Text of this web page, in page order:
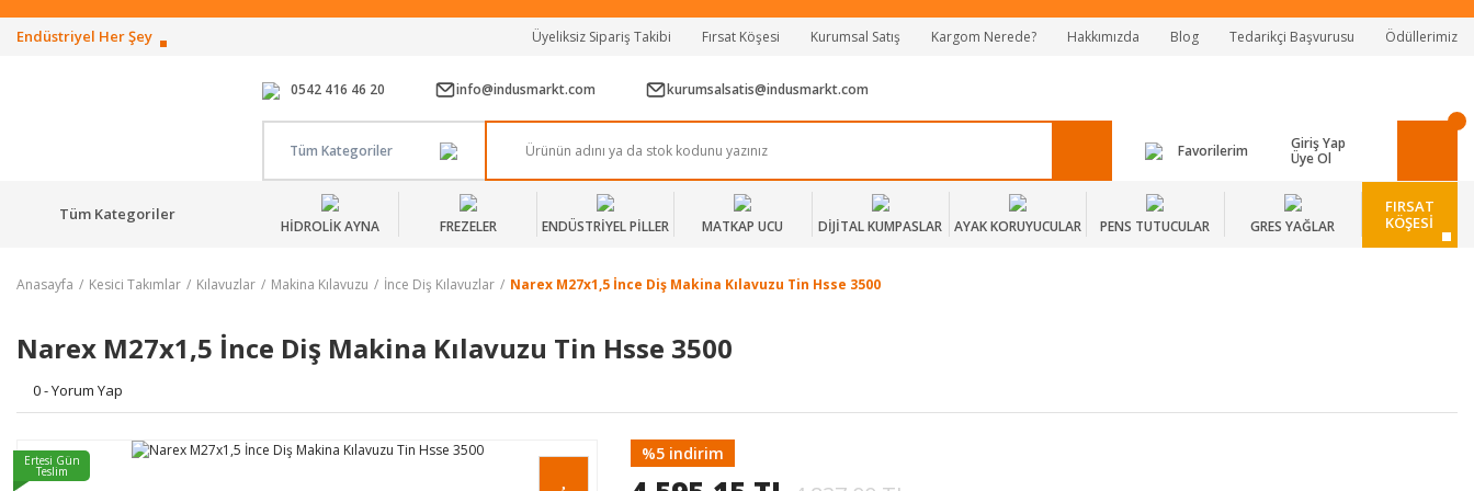
Tüm Alışverişlerde Vade Farksız 2 Taksit!
Mağazadan Teslim & Kolay İade
Endüstriyel Her Şey Üyeliksiz Sipariş Takibi Fırsat Köşesi Kurumsal Satış Kargom Nerede? Hakkımızda Blog Tedarikçi Başvurusu Ödüllerimiz
0542 416 46 20 info@indusmarkt.com kurumsalsatis@indusmarkt.com
Tüm Kategoriler Favorilerim
Giriş Yap
Üye Ol
Tüm Kategoriler
HİDROLİK AYNA FREZELER ENDÜSTRİYEL PİLLER MATKAP UCU DİJİTAL KUMPASLAR AYAK KORUYUCULAR PENS TUTUCULAR GRES YAĞLAR
FIRSAT
KÖŞESİ
Anasayfa Kesici Takımlar Kılavuzlar Makina Kılavuzu İnce Diş Kılavuzlar Narex M27x1,5 İnce Diş Makina Kılavuzu Tin Hsse 3500
Narex M27x1,5 İnce Diş Makina Kılavuzu Tin Hsse 3500
0 - Yorum Yap
Ertesi Gün
Teslim
%5 indirim